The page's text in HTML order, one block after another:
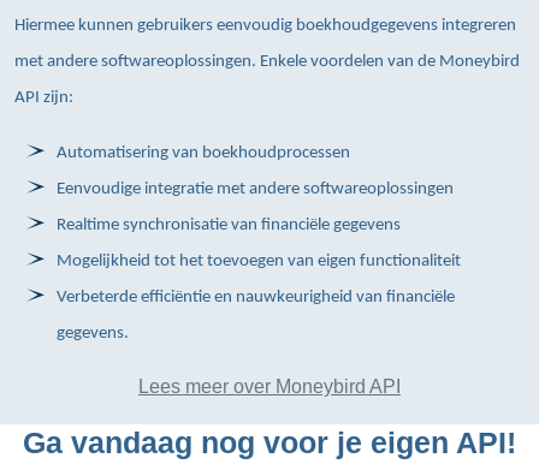
Hiermee kunnen gebruikers eenvoudig boekhoudgegevens integreren
met andere softwareoplossingen. Enkele voordelen van de Moneybird
API zijn:
Automatisering van boekhoudprocessen
Eenvoudige integratie met andere softwareoplossingen
Realtime synchronisatie van financiële gegevens
Mogelijkheid tot het toevoegen van eigen functionaliteit
Verbeterde efficiëntie en nauwkeurigheid van financiële
gegevens.
Lees meer over Moneybird API
Ga vandaag nog voor je eigen API!